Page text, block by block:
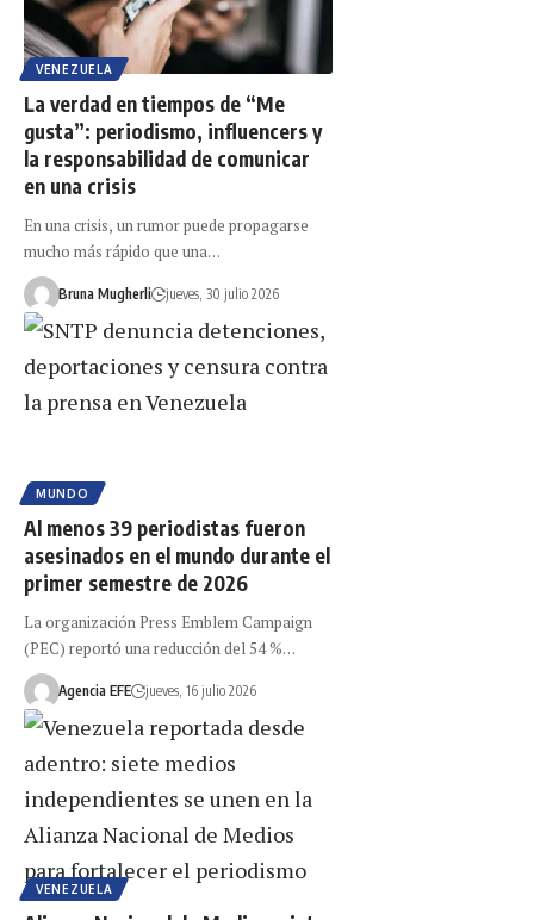
VENEZUELA
La verdad en tiempos de “Me
gusta”: periodismo, influencers y
la responsabilidad de comunicar
en una crisis
En una crisis, un rumor puede propagarse
mucho más rápido que una…
Bruna Mugherli jueves, 30 julio 2026
MUNDO
Al menos 39 periodistas fueron
asesinados en el mundo durante el
primer semestre de 2026
La organización Press Emblem Campaign
(PEC) reportó una reducción del 54 %…
Agencia EFE jueves, 16 julio 2026
VENEZUELA